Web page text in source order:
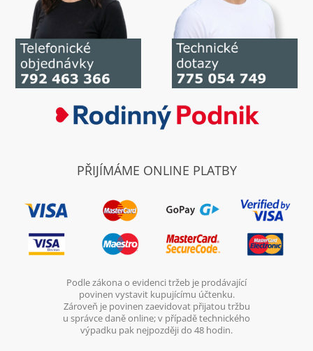
PŘIJÍMÁME ONLINE PLATBY
Podle zákona o evidenci tržeb je prodávající
povinen vystavit kupujícímu účtenku.
Zároveň je povinen zaevidovat přijatou tržbu
u správce daně online; v případě technického
výpadku pak nejpozději do 48 hodin.